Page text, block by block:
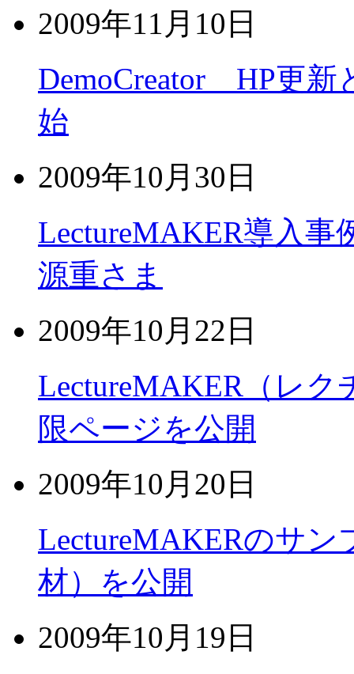
2009年11月10日
DemoCreator HP更新
始
2009年10月30日
LectureMAKER導入
源重さま
2009年10月22日
LectureMAKER（レ
限ページを公開
2009年10月20日
LectureMAKERのサ
材）を公開
2009年10月19日